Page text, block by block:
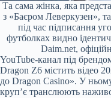
Та сама жінка, яка
з «Баєром Леверкузен»,
під час підписання
футболках видно
Daim.net,
YouTube-канал під
Dragon Z6 містить відео
до Dragon Casino». У
круп’є транслюють наживо